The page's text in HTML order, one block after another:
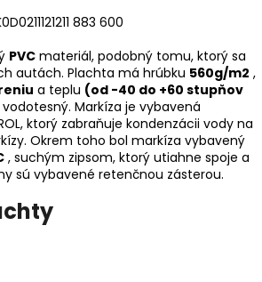
PVC materiál, podobný tomu, ktorý sa
autách. Plachta má hrúbku 560g/m2 ,
a teplu (od -40 do +60 stupňov
vodotesný. Markíza je vybavená
ktorý zabraňuje kondenzácii vody na
Okrem toho bol markíza vybavený
, suchým zipsom, ktorý utiahne spoje a
sú vybavené retenčnou zásterou.